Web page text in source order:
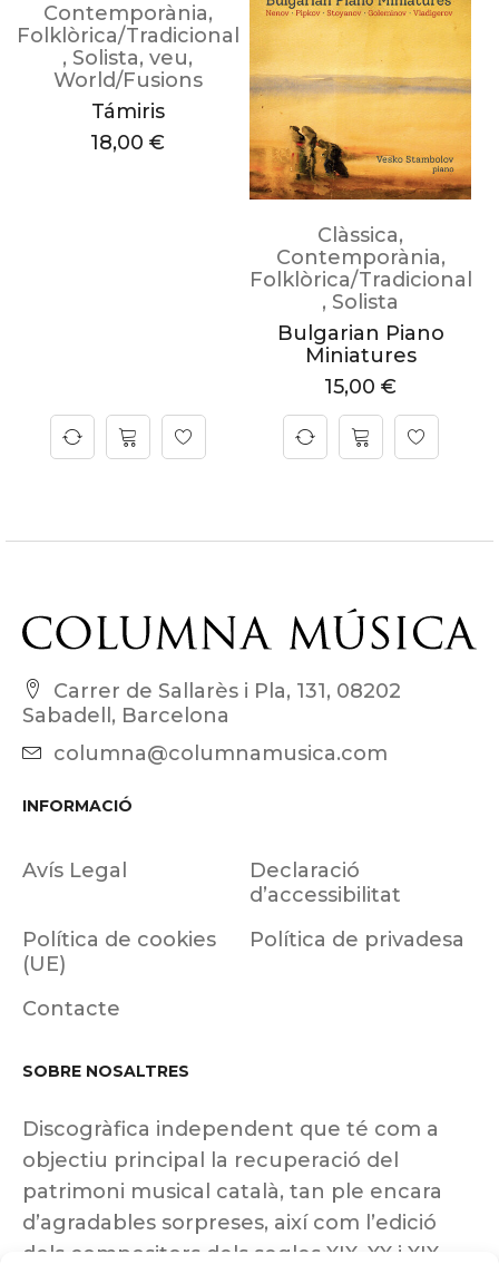
Contemporània,
Folklòrica/Tradicional
, Solista, veu,
World/Fusions
Támiris
18,00 €
Clàssica,
Contemporània,
Folklòrica/Tradicional
, Solista
Bulgarian Piano
Miniatures
15,00 €
Carrer de Sallarès i Pla, 131, 08202
Sabadell, Barcelona
columna@columnamusica.com
INFORMACIÓ
Avís Legal
Declaració
d’accessibilitat
Política de cookies
(UE)
Política de privadesa
Contacte
SOBRE NOSALTRES
Discogràfica independent que té com a
objectiu principal la recuperació del
patrimoni musical català, tan ple encara
d’agradables sorpreses, així com l’edició
dels compositors dels segles XIX, XX i XIX